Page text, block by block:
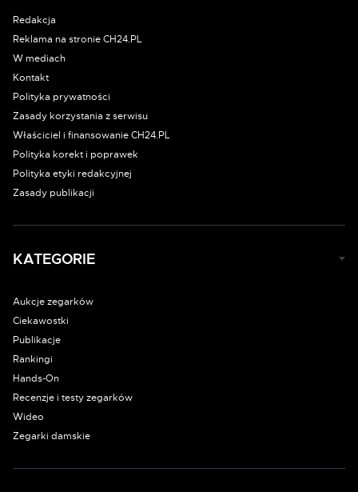
Redakcja
Reklama na stronie CH24.PL
W mediach
Kontakt
Polityka prywatności
Zasady korzystania z serwisu
Właściciel i finansowanie CH24.PL
Polityka korekt i poprawek
Polityka etyki redakcyjnej
Zasady publikacji
KATEGORIE
Aukcje zegarków
Ciekawostki
Publikacje
Rankingi
Hands-On
Recenzje i testy zegarków
Wideo
Zegarki damskie